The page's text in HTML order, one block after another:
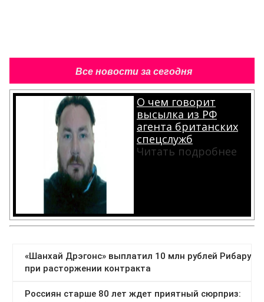
Все новости за сегодня
О чем говорит
высылка из РФ
агента британских
спецслужб
Читать подробнее